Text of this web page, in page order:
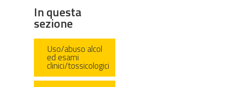
In questa
sezione
Uso/abuso alcol
ed esami
clinici/tossicologici